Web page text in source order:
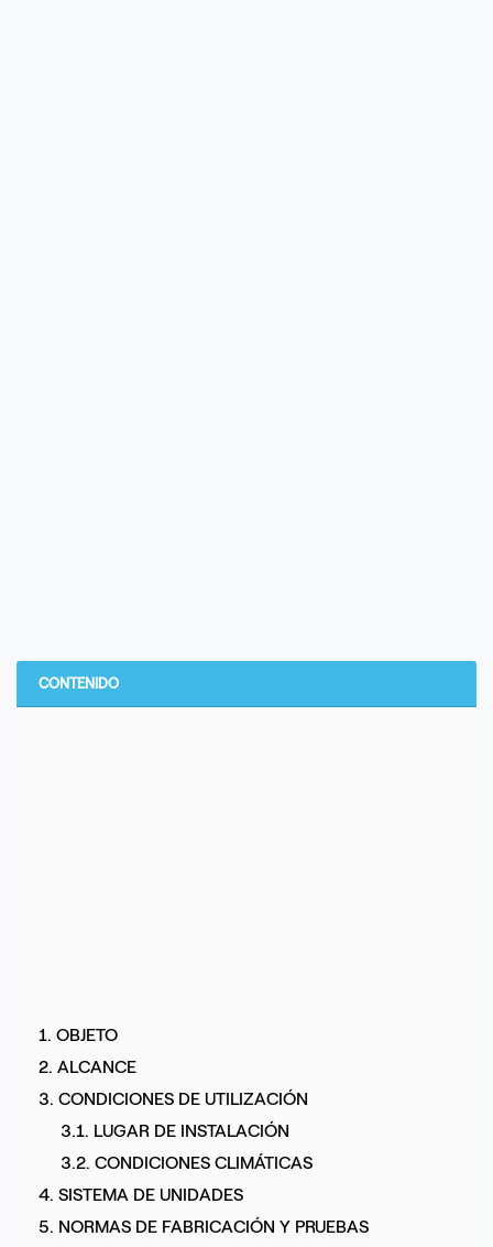
CONTENIDO
1. OBJETO
2. ALCANCE
3. CONDICIONES DE UTILIZACIÓN
3.1. LUGAR DE INSTALACIÓN
3.2. CONDICIONES CLIMÁTICAS
4. SISTEMA DE UNIDADES
5. NORMAS DE FABRICACIÓN Y PRUEBAS